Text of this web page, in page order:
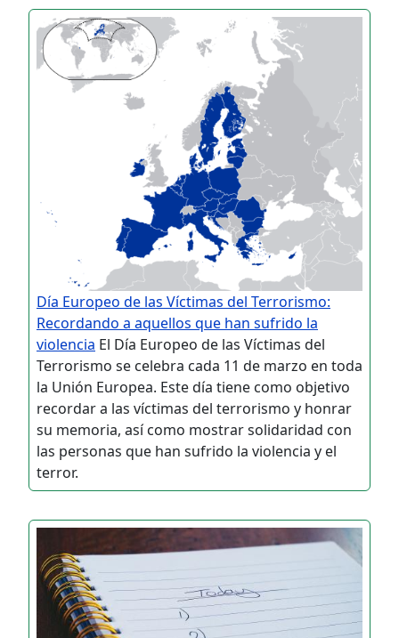
Día Europeo de las Víctimas del Terrorismo:
Recordando a aquellos que han sufrido la
violencia El Día Europeo de las Víctimas del
Terrorismo se celebra cada 11 de marzo en toda
la Unión Europea. Este día tiene como objetivo
recordar a las víctimas del terrorismo y honrar
su memoria, así como mostrar solidaridad con
las personas que han sufrido la violencia y el
terror.